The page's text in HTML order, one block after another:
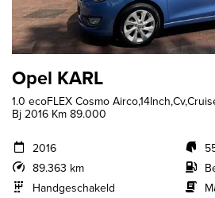
Opel KARL
1.0 ecoFLEX Cosmo
Bj 2016 Km 89.000
2016
89.363 km
Handgeschakeld